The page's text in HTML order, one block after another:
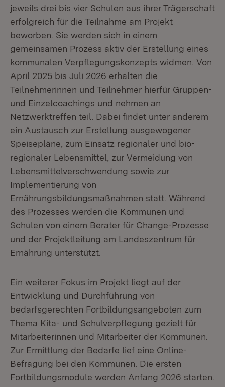
jeweils drei bis vier Schulen aus ihrer Trägerschaft
erfolgreich für die Teilnahme am Projekt
beworben. Sie werden sich in einem
gemeinsamen Prozess aktiv der Erstellung eines
kommunalen Verpflegungskonzepts widmen. Von
April 2025 bis Juli 2026 erhalten die
Teilnehmerinnen und Teilnehmer hierfür Gruppen-
und Einzelcoachings und nehmen an
Netzwerktreffen teil. Dabei findet unter anderem
ein Austausch zur Erstellung ausgewogener
Speisepläne, zum Einsatz regionaler und bio-
regionaler Lebensmittel, zur Vermeidung von
Lebensmittelverschwendung sowie zur
Implementierung von
Ernährungsbildungsmaßnahmen statt. Während
des Prozesses werden die Kommunen und
Schulen von einem Berater für Change-Prozesse
und der Projektleitung am Landeszentrum für
Ernährung unterstützt.
Ein weiterer Fokus im Projekt liegt auf der
Entwicklung und Durchführung von
bedarfsgerechten Fortbildungsangeboten zum
Thema Kita- und Schulverpflegung gezielt für
Mitarbeiterinnen und Mitarbeiter der Kommunen.
Zur Ermittlung der Bedarfe lief eine Online-
Befragung bei den Kommunen. Die ersten
Fortbildungsmodule werden Anfang 2026 starten.